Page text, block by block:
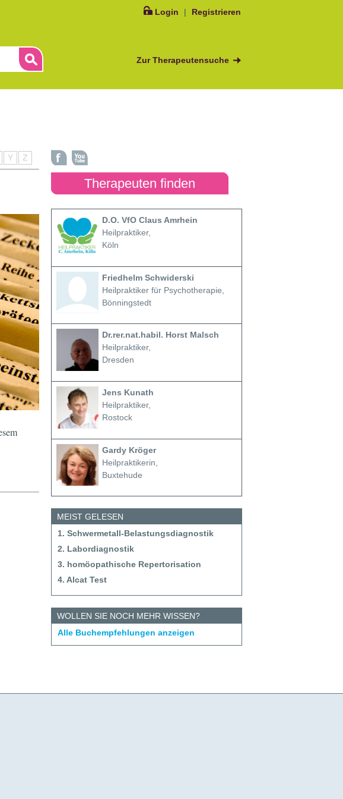
Login | Registrieren
Zur Therapeutensuche
Y Z
Therapeuten finden
D.O. VfO Claus Amrhein
Heilpraktiker,
Köln
Friedhelm Schwiderski
Heilpraktiker für Psychotherapie,
Bönningstedt
Dr.rer.nat.habil. Horst Malsch
Heilpraktiker,
Dresden
Jens Kunath
Heilpraktiker,
Rostock
Gardy Kröger
Heilpraktikerin,
Buxtehude
MEIST GELESEN
1. Schwermetall-Belastungsdiagnostik
2. Labordiagnostik
3. homöopathische Repertorisation
4. Alcat Test
WOLLEN SIE NOCH MEHR WISSEN?
Alle Buchempfehlungen anzeigen